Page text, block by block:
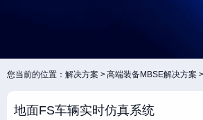
您当前的位置： 解决方案 高端装备MBSE解决方案
地面FS车辆实时仿真系统